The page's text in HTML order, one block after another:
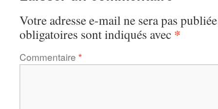
Votre adresse e-mail ne sera pas
obligatoires sont indiqués avec *
Commentaire *